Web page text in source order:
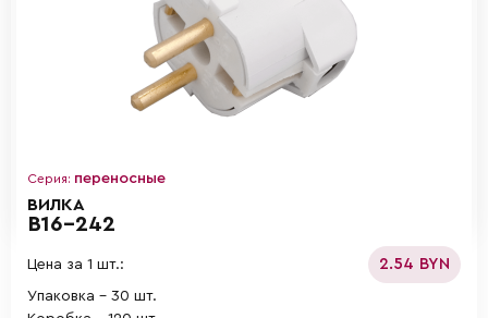
Серия: переносные
ВИЛКА
В16-242
Цена за 1 шт.: 2.54 BYN
Упаковка - 30 шт.